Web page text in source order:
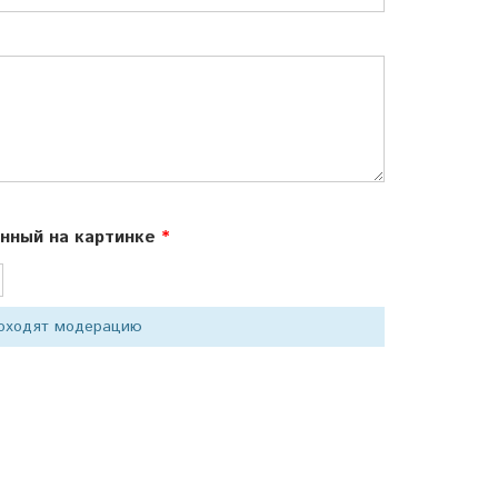
на картинке
модерацию